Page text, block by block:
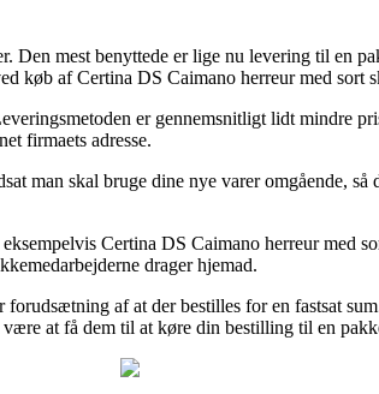
mest benyttede er lige nu levering til en
køb af Certina DS Caimano herreur med sort
er gennemsnitligt lidt mindre
firmaets adresse.
skal bruge dine nye varer omgående, så
Certina DS Caimano herreur med
drager hjemad.
af at der bestilles for en fastsat
at få dem til at køre din bestilling til en